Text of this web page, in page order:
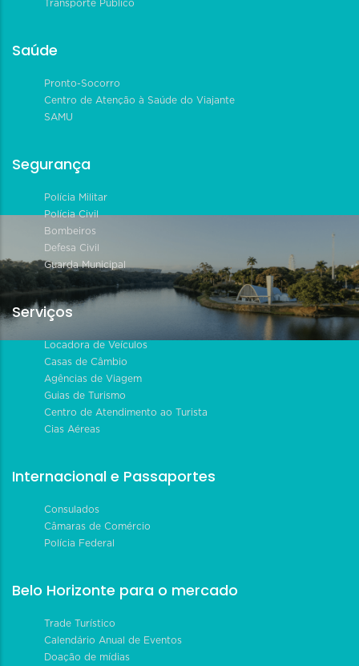
Transporte Público
Saúde
Pronto-Socorro
Centro de Atenção à Saúde do Viajante
SAMU
Segurança
Polícia Militar
Polícia Civil
Bombeiros
Defesa Civil
Guarda Municipal
Serviços
Locadora de Veículos
Casas de Câmbio
Agências de Viagem
Guias de Turismo
Centro de Atendimento ao Turista
Cias Aéreas
Internacional e Passaportes
Consulados
Câmaras de Comércio
Polícia Federal
Belo Horizonte para o mercado
Trade Turístico
Calendário Anual de Eventos
Doação de mídias